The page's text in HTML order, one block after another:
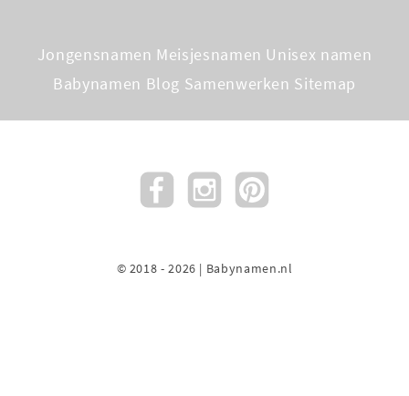
Jongensnamen Meisjesnamen Unisex namen
Babynamen Blog Samenwerken Sitemap
© 2018 - 2026 | Babynamen.nl